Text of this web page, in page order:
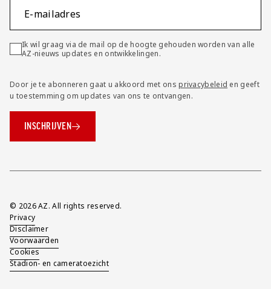
E-mailadres
Ik wil graag via de mail op de hoogte gehouden worden van alle
AZ-nieuws updates en ontwikkelingen.
Door je te abonneren gaat u akkoord met onsprivacybeleid en geeft
u toestemming om updates van ons te ontvangen.
INSCHRIJVEN
Overig
© 2026 AZ. All rights reserved.
Privacy
Disclaimer
Voorwaarden
Cookies
Stadion- en cameratoezicht